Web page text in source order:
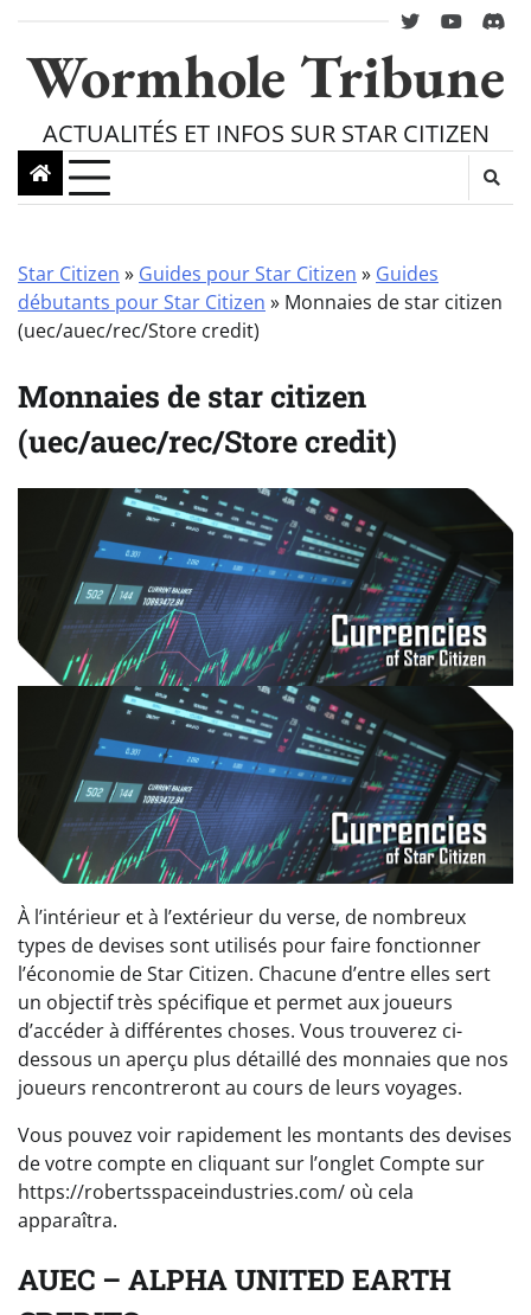
content
twitteryoutube
Wormhole Tribune
ACTUALITÉS ET INFOS SUR STAR CITIZEN
Star Citizen » Guides pour Star Citizen » Guides
débutants pour Star Citizen » Monnaies de star citizen
(uec/auec/rec/Store credit)
Monnaies de star citizen
(uec/auec/rec/Store credit)
À l’intérieur et à l’extérieur du verse, de nombreux
types de devises sont utilisés pour faire fonctionner
l’économie de Star Citizen. Chacune d’entre elles sert
un objectif très spécifique et permet aux joueurs
d’accéder à différentes choses. Vous trouverez ci-
dessous un aperçu plus détaillé des monnaies que nos
joueurs rencontreront au cours de leurs voyages.
Vous pouvez voir rapidement les montants des devises
de votre compte en cliquant sur l’onglet Compte sur
https://robertsspaceindustries.com/ où cela
apparaîtra.
AUEC – ALPHA UNITED EARTH